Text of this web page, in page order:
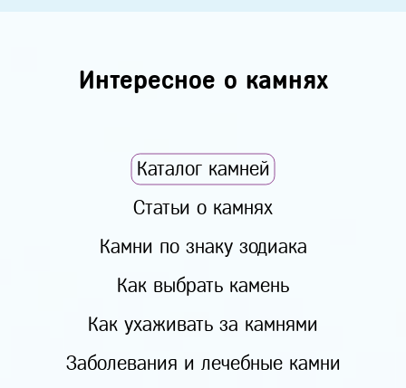
Интересное о камнях
Каталог камней
Статьи о камнях
Камни по знаку зодиака
Как выбрать камень
Как ухаживать за камнями
Заболевания и лечебные камни